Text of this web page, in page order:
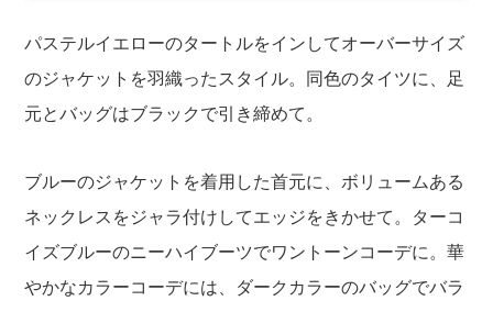
パステルイエローのタートルをインしてオーバーサイズ
のジャケットを羽織ったスタイル。同色のタイツに、足
元とバッグはブラックで引き締めて。
ブルーのジャケットを着用した首元に、ボリュームある
ネックレスをジャラ付けしてエッジをきかせて。ターコ
イズブルーのニーハイブーツでワントーンコーデに。華
やかなカラーコーデには、ダークカラーのバッグでバラ